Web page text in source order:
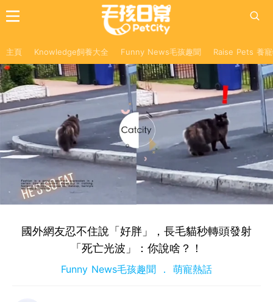
主頁 Knowledge飼養大全 Funny News毛孩趣聞 Raise Pets 養
國外網友忍不住說「好胖」，長毛貓秒轉頭發射
「死亡光波」：你說啥？！
Funny News毛孩趣聞 萌寵熱話